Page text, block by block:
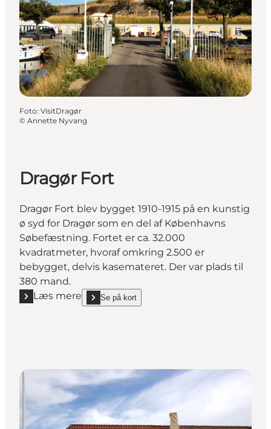
Foto: VisitDragør
© Annette Nyvang
Dragør Fort
Dragør Fort blev bygget 1910-1915 på en kunstig
ø syd for Dragør som en del af Københavns
Søbefæstning. Fortet er ca. 32.000
kvadratmeter, hvoraf omkring 2.500 er
bebygget, delvis kasemateret. Der var plads til
380 mand.
Læs mere
Læs mere "Dragør Fort"
Se på kort
show Dragør Fort on_map